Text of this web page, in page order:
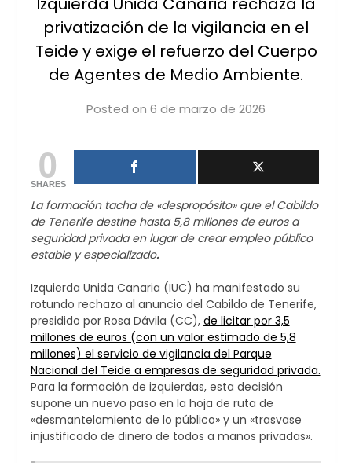
privatización de la vigilancia en el
Teide y exige el refuerzo del Cuerpo
de Agentes de Medio Ambiente.
Posted on 6 de marzo de 2026
0
SHARES
La formación tacha de «despropósito» que el Cabildo
de Tenerife destine hasta 5,8 millones de euros a
seguridad privada en lugar de crear empleo público
estable y especializado.
Izquierda Unida Canaria (IUC) ha manifestado su
rotundo rechazo al anuncio del Cabildo de Tenerife,
presidido por Rosa Dávila (CC), de licitar por 3,5
millones de euros (con un valor estimado de 5,8
millones) el servicio de vigilancia del Parque
Nacional del Teide a empresas de seguridad privada.
Para la formación de izquierdas, esta decisión
supone un nuevo paso en la hoja de ruta de
«desmantelamiento de lo público» y un «trasvase
injustificado de dinero de todos a manos privadas».